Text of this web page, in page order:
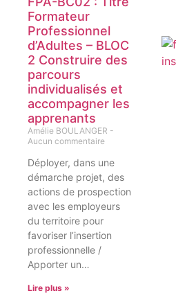
Formateur
Professionnel
d’Adultes – BLOC
2 Construire des
parcours
individualisés et
accompagner les
apprenants
Amélie BOULANGER
Aucun commentaire
Déployer, dans une
démarche projet, des
actions de prospection
avec les employeurs
du territoire pour
favoriser l’insertion
professionnelle /
Apporter un…
Lire plus »